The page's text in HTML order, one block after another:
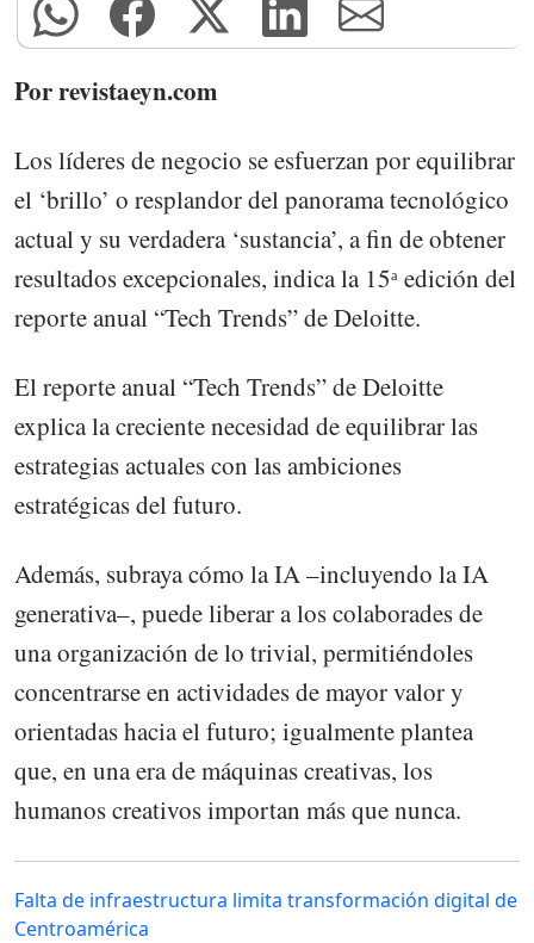
Por revistaeyn.com
Los líderes de negocio se esfuerzan por equilibrar
el ‘brillo’ o resplandor del panorama tecnológico
actual y su verdadera ‘sustancia’, a fin de obtener
resultados excepcionales, indica la 15ᵃ edición del
reporte anual “Tech Trends” de Deloitte.
El reporte anual “Tech Trends” de Deloitte
explica la creciente necesidad de equilibrar las
estrategias actuales con las ambiciones
estratégicas del futuro.
Además, subraya cómo la IA –incluyendo la IA
generativa–, puede liberar a los colaborades de
una organización de lo trivial, permitiéndoles
concentrarse en actividades de mayor valor y
orientadas hacia el futuro; igualmente plantea
que, en una era de máquinas creativas, los
humanos creativos importan más que nunca.
Falta de infraestructura limita transformación digital de
Centroamérica